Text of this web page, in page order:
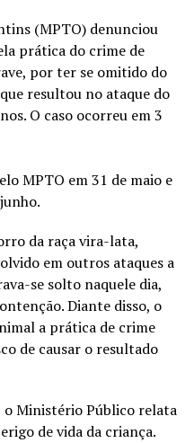
(MPTO) denunciou
prática do crime de
por ter se omitido do
resultou no ataque do
O caso ocorreu em 3
MPTO em 31 de maio e
da raça vira-lata,
em outros ataques a
se solto naquele dia,
Diante disso, o
a prática de crime
de causar o resultado
o Ministério Público relata
de vida da criança.